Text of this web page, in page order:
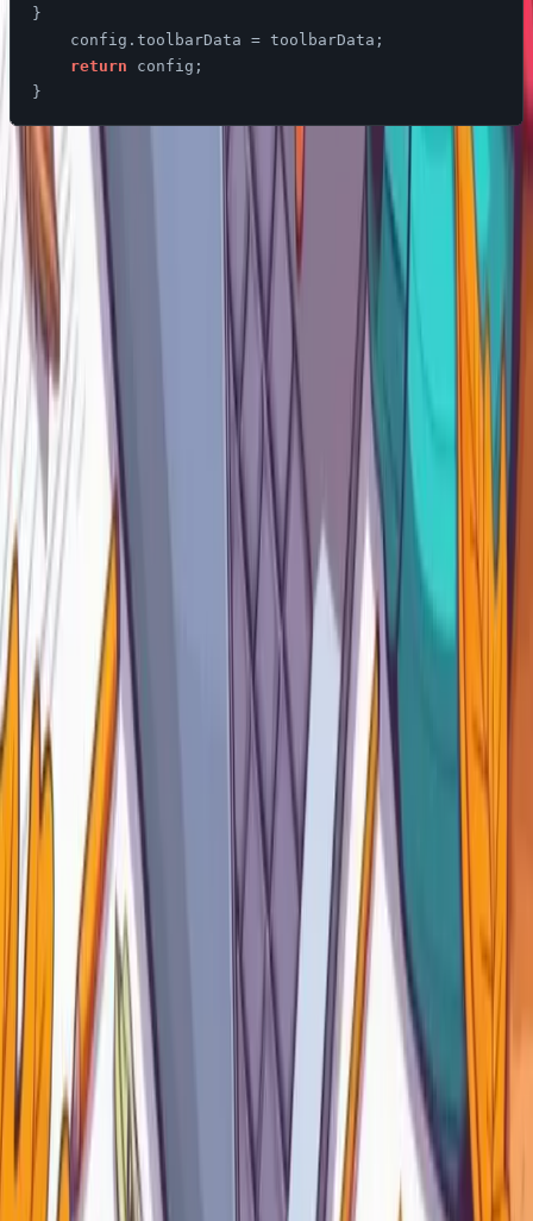
}
    config.toolbarData = toolbarData;
return config;
Elegimos el “boton2” para llamar a la nueva accion y al
ejecutar tendriamos algo asi.
https://youtu.be/lrGju2_FKBQ
Como podemos observar funciona correctamente ambas
acciones juntas.
Ventajas de Personalizar el Interactive Grid
Agregar acciones personalizadas y botones en la barra de
herramientas del Interactive Grid ofrece varios beneficios:
Mejora la experiencia del usuario
: los usuarios
pueden interactuar con el IG de una manera más
intuitiva y personalizada.
Automatiza procesos
: permite ejecutar llamadas al
servidor o mostrar alertas en el momento preciso,
ahorrando tiempo al usuario.
Extiende la funcionalidad nativa
: puedes integrar
procesos avanzados sin necesidad de herramientas
externas.
Conclusión
El Interactive Grid de Oracle APEX es una herramienta
muy flexible y altamente personalizable. Con código como